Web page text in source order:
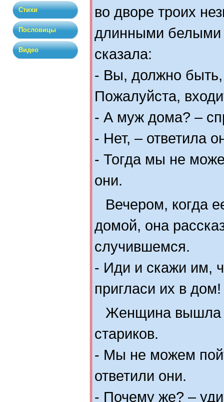
Стихи
Пословицы
Видео
во дворе троих
длинными
сказала:
- Вы, должно
Пожалуйста,
- А муж дома? –
- Нет, – ответила
- Тогда мы не
они.
Вечером, когда
домой, она
случившемся.
- Иди и скажи им,
пригласи их в
Женщина вышла
стариков.
- Мы не можем
ответили они.
- Почему же? –